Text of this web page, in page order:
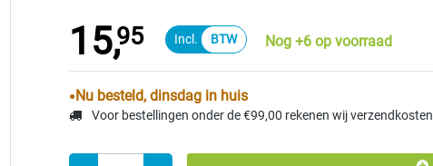
15,95 Nog +6 op voorraad
Nu besteld, dinsdag in huis
Voor bestellingen onder de €99,00 rekenen wij verzendkosten